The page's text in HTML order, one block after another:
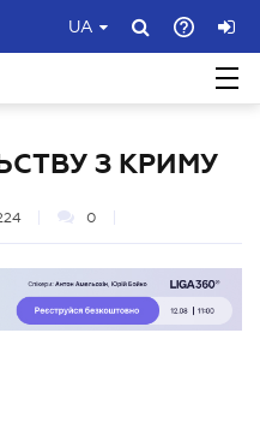
UA
З КРИМУ
0